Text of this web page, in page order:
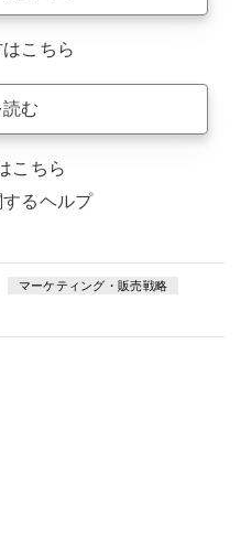
こちら
む
こちら
るヘルプ
マーケティング・販売戦略